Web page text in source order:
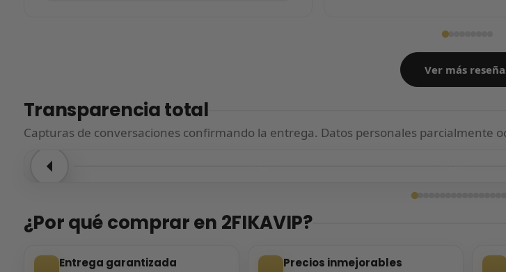
Ver más
Transparencia total
Capturas de conversaciones confirmando la entrega. Datos personales parcialmente
¿Por qué comprar en 2FIKAVIP?
Entrega garantizada Precios inmejorables